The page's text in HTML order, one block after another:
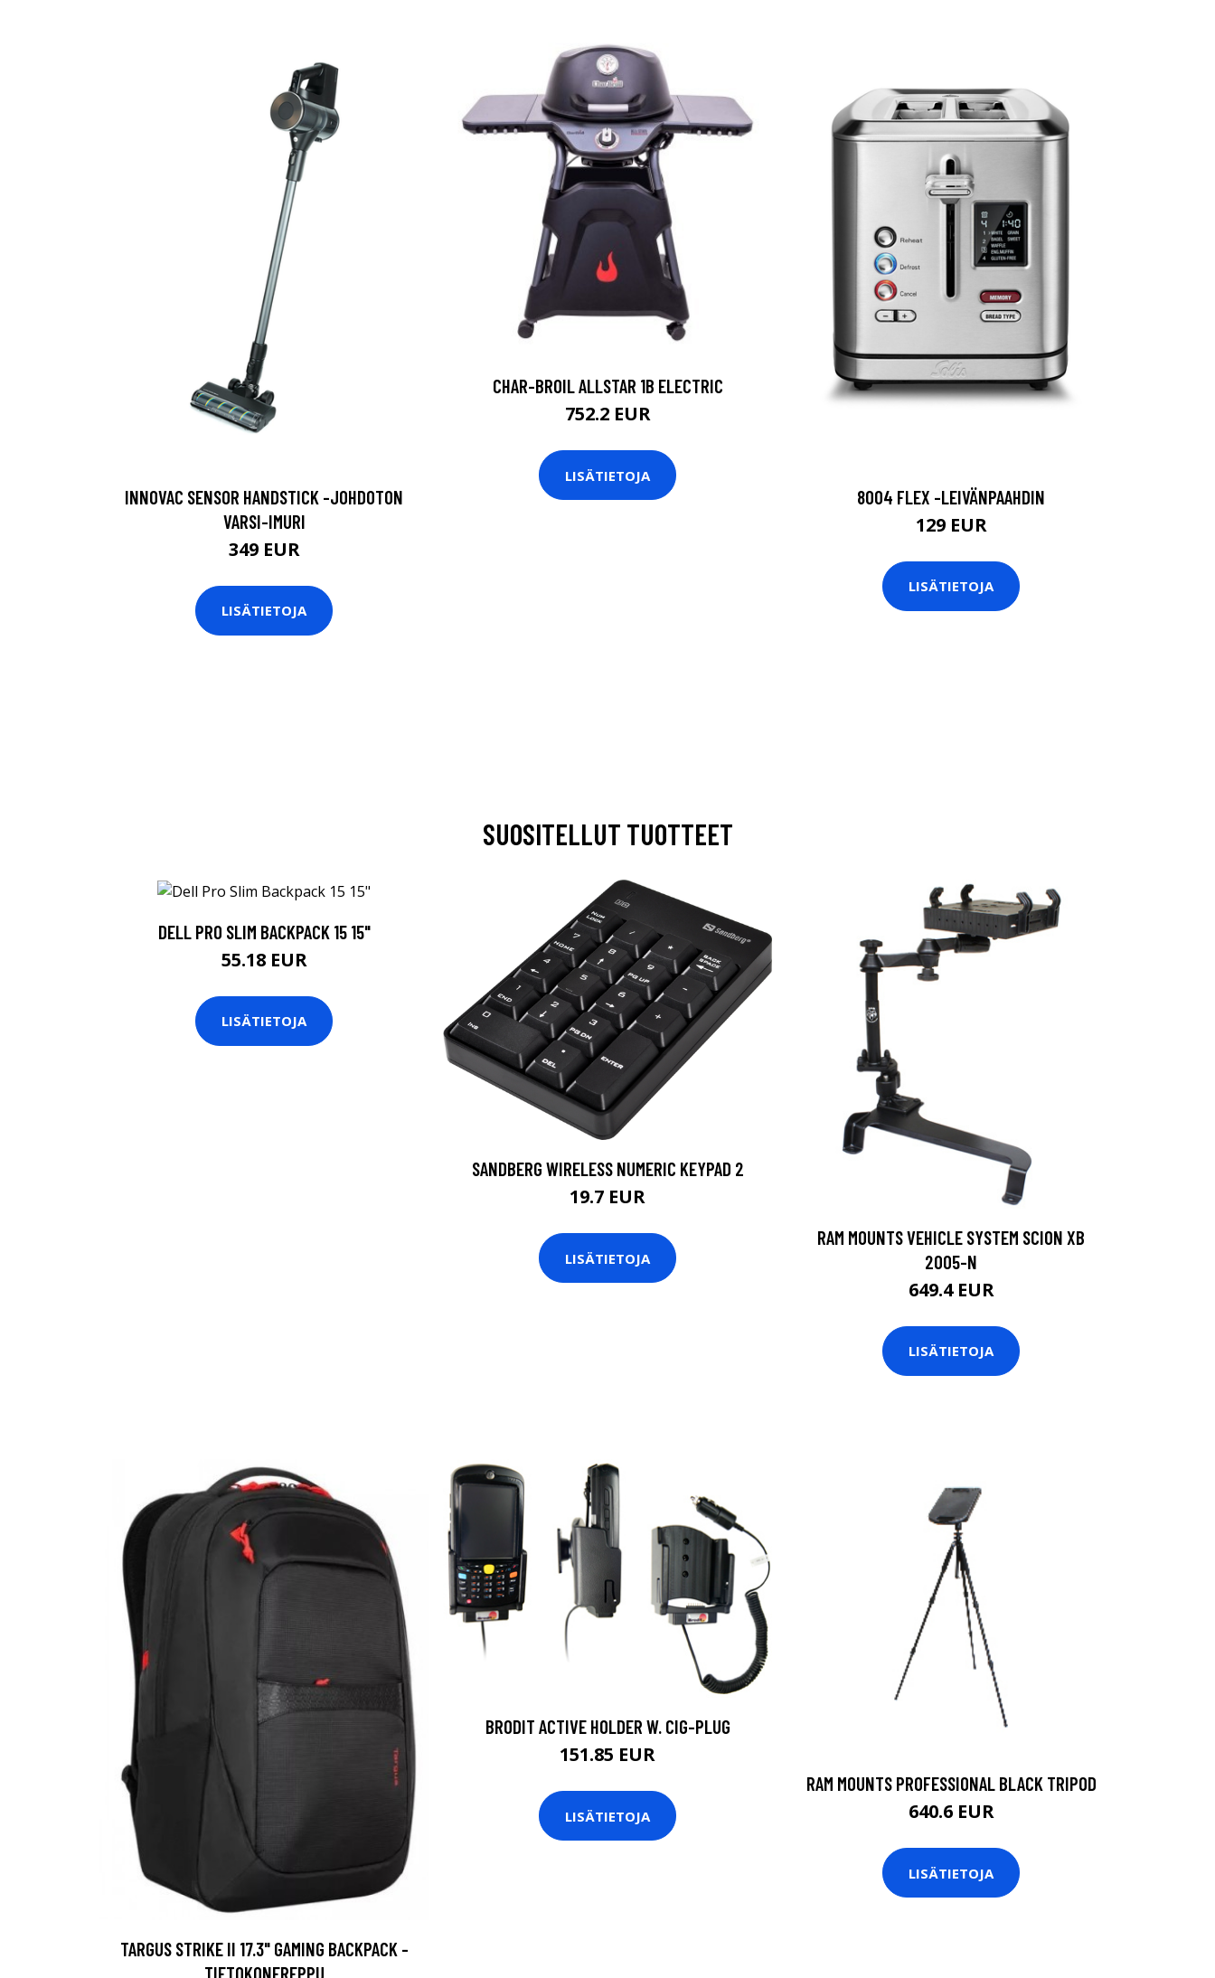
INNOVAC SENSOR HANDSTICK -JOHDOTON
VARSI-IMURI
349 EUR
LISÄTIETOJA
CHAR-BROIL ALLSTAR 1B ELECTRIC
752.2 EUR
LISÄTIETOJA
8004 FLEX -LEIVÄNPAAHDIN
129 EUR
LISÄTIETOJA
SUOSITELLUT TUOTTEET
DELL PRO SLIM BACKPACK 15 15"
55.18 EUR
LISÄTIETOJA
SANDBERG WIRELESS NUMERIC KEYPAD 2
19.7 EUR
LISÄTIETOJA
RAM MOUNTS VEHICLE SYSTEM SCION XB
2005-N
649.4 EUR
LISÄTIETOJA
TARGUS STRIKE II 17.3" GAMING BACKPACK -
TIETOKONEREPPU
BRODIT ACTIVE HOLDER W. CIG-PLUG
151.85 EUR
LISÄTIETOJA
RAM MOUNTS PROFESSIONAL BLACK TRIPOD
640.6 EUR
LISÄTIETOJA